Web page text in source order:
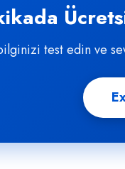
test edin ve